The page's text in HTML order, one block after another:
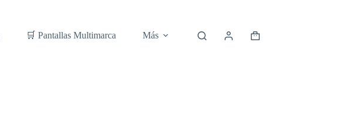
🛒 Pantallas Multimarca Más
Carro